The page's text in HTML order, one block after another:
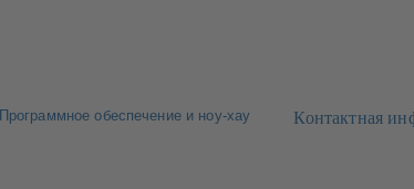
Программное обеспечение и ноу-хау Контактная